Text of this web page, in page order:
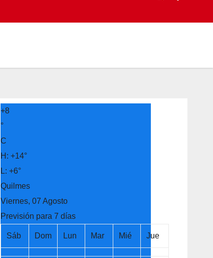
+8
°
C
H:+14°
L:+6°
Quilmes
Viernes, 07 Agosto
Previsión para 7 días
Sáb Dom Lun Mar Mié Jue